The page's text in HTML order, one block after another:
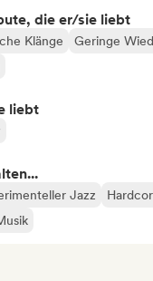
die er/sie liebt
Klänge Geringe
liebt
Jazz